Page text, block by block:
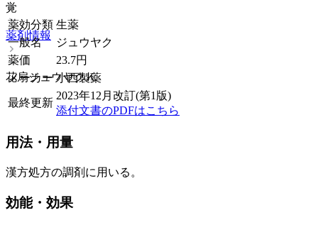
薬剤情報
花扇ジュウヤクＫ
覚
薬効分類 生薬
一般名
ジュウヤク
薬価
23.7円
メーカー 小西製薬
最終更新
2023年12月改訂(第1版)
添付文書のPDFはこちら
用法・用量
漢方処方の調剤に用いる。
効能・効果